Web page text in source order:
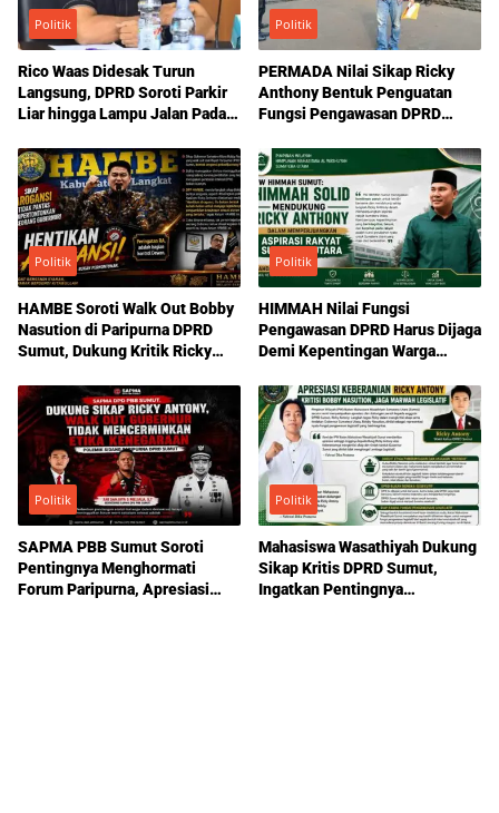
Politik
Rico Waas Didesak Turun
Langsung, DPRD Soroti Parkir
Liar hingga Lampu Jalan Padam
Politik
PERMADA Nilai Sikap Ricky
Anthony Bentuk Penguatan
Fungsi Pengawasan DPRD
Politik
HAMBE Soroti Walk Out Bobby
Nasution di Paripurna DPRD
Sumut, Dukung Kritik Ricky
Politik
HIMMAH Nilai Fungsi
Pengawasan DPRD Harus Dijaga
Demi Kepentingan Warga
Politik
SAPMA PBB Sumut Soroti
Pentingnya Menghormati
Forum Paripurna, Apresiasi
Politik
Mahasiswa Wasathiyah Dukung
Sikap Kritis DPRD Sumut,
Ingatkan Pentingnya